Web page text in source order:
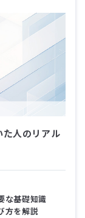
人のリアル
な基礎知識
方を解説